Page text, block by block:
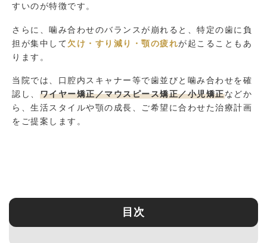
すいのが特徴です。
さらに、噛み合わせのバランスが崩れると、特定の歯に負
担が集中して欠け・すり減り・顎の疲れが起こることもあ
ります。
当院では、口腔内スキャナー等で歯並びと噛み合わせを確
認し、 ワイヤー矯正／マウスピース矯正／小児矯正などか
ら、生活スタイルや顎の成長、ご希望に合わせた治療計画
をご提案します。
目次